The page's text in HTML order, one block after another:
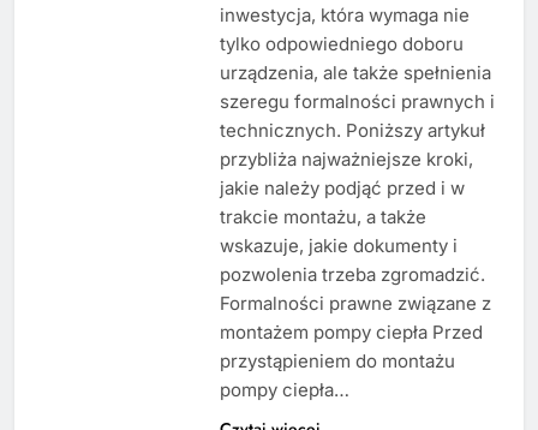
inwestycja, która wymaga nie
tylko odpowiedniego doboru
urządzenia, ale także spełnienia
szeregu formalności prawnych i
technicznych. Poniższy artykuł
przybliża najważniejsze kroki,
jakie należy podjąć przed i w
trakcie montażu, a także
wskazuje, jakie dokumenty i
pozwolenia trzeba zgromadzić.
Formalności prawne związane z
montażem pompy ciepła Przed
przystąpieniem do montażu
pompy ciepła…